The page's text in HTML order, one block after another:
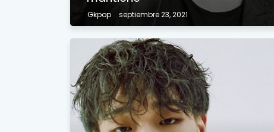
Gkpop septiembre 23, 2021